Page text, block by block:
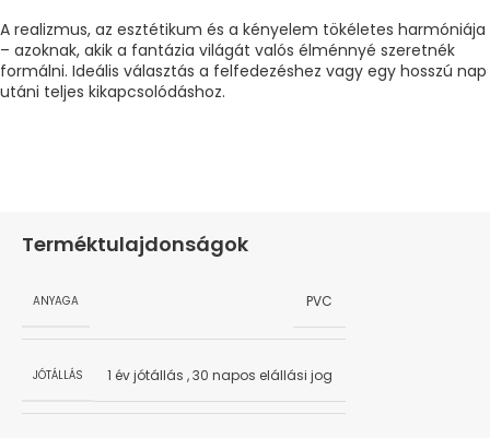
A realizmus, az esztétikum és a kényelem tökéletes harmóniája
– azoknak, akik a fantázia világát valós élménnyé szeretnék
formálni. Ideális választás a felfedezéshez vagy egy hosszú nap
utáni teljes kikapcsolódáshoz.
Terméktulajdonságok
ANYAGA PVC
JÓTÁLLÁS 1 év jótállás ,30 napos elállási jog